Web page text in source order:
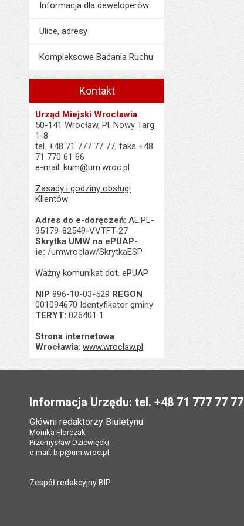
Informacja dla deweloperów
Ulice, adresy
Kompleksowe Badania Ruchu
Kontakt
Urząd Miejski Wrocławia
50-141 Wrocław, Pl. Nowy Targ
1-8
tel. +48 71 777 77 77, faks +48
71 770 61 66
e-mail:kum@um.wroc.pl
Zasady i godziny obsługi
Klientów
Adres do e-doręczeń: AE:PL-
95179-82549-VVTFT-27
Skrytka UMW na ePUAP-
ie: /umwroclaw/SkrytkaESP
Ważny komunikat dot. ePUAP
NIP 896-10-03-529 REGON
001094670 Identyfikator gminy
TERYT: 026401 1
Strona internetowa
Wrocławia:www.wroclaw.pl
Informacja Urzędu: tel. +48 71 777 77 77
Główni redaktorzy Biuletynu
Monika Florczak
Przemysław Dziewięcki
e-mail: bip@um.wroc.pl
Zespół redakcyjny BIP